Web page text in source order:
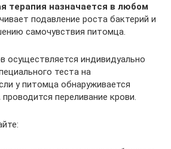
терапия назначается в любом
подавление роста бактерий и
самочувствия питомца.
осуществляется индивидуально
теста на
у питомца обнаруживается
переливание крови.